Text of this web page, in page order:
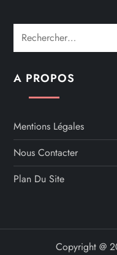
Rechercher :
A PROPOS
Mentions Légales
Nous Contacter
Plan Du Site
Copyright @